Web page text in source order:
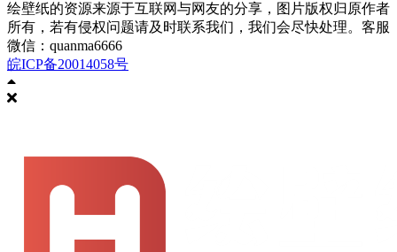
绘壁纸的资源来源于互联网与网友的分享，图片版权归原作者
所有，若有侵权问题请及时联系我们，我们会尽快处理。客服
微信：quanma6666
皖ICP备20014058号